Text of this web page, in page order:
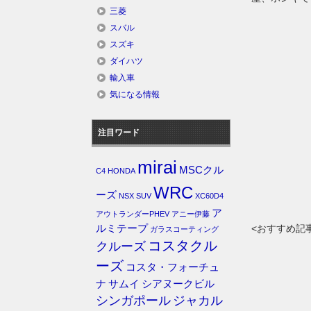
<おすすめ記
三菱
スバル
スズキ
ダイハツ
輸入車
気になる情報
注目ワード
C4 HONDA mirai MSCクル
ーズ NSX SUV WRC XC60D4
アウトランダーPHEV アニー伊藤 ア
ルミテープ ガラスコーティング
クルーズ コスタクル
ーズ コスタ・フォーチュ
ナ サムイ シアヌークビル
シンガポール ジャカル